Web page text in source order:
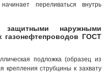
переливаться внутрь
наружными
газонефтепроводов ГОСТ
подложка (образец из
крепления струбцины к захвату